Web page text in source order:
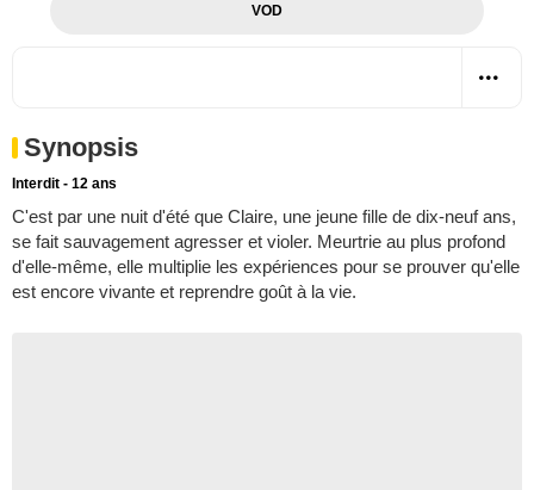
VOD
Synopsis
Interdit - 12 ans
C'est par une nuit d'été que Claire, une jeune fille de dix-neuf ans,
se fait sauvagement agresser et violer. Meurtrie au plus profond
d'elle-même, elle multiplie les expériences pour se prouver qu'elle
est encore vivante et reprendre goût à la vie.